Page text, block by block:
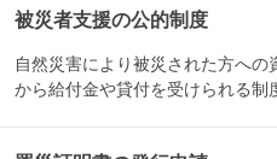
被災者支援の公的制度
自然災害により被災された方へ
から給付金や貸付を受けられる制